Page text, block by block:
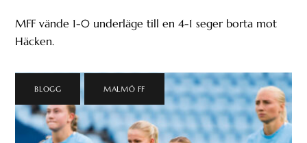
MFF vände 1-0 underläge till en 4-1 seger borta mot
Häcken.
BLOGG , MALMÖ FF